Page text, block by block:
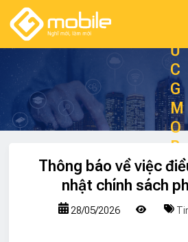
Ứ
C
G
M
O
B
I
L
E
Thông báo về việc
nhật chính sách
28/05/2026